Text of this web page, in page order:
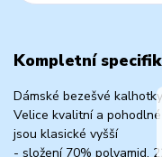
Kompletní
Dámské bezešvé
Velice kvalitní a
jsou klasické vyšší
- složení 70% polyamid,